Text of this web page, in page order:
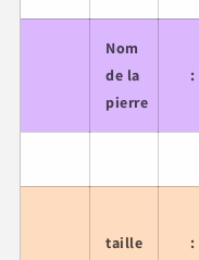
Nom
de la
pierre
:
taille :